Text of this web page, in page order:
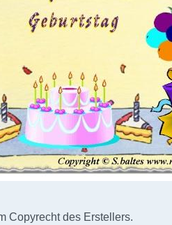
Copyrecht des Erstellers.